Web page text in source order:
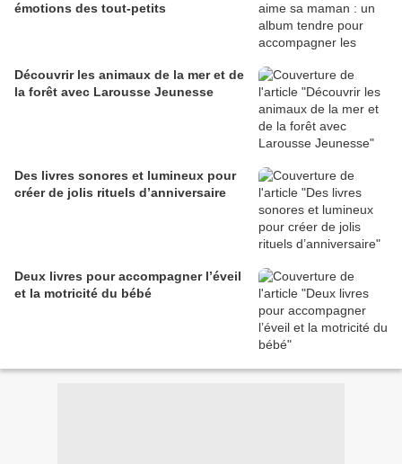
émotions des tout-petits
Découvrir les animaux de la mer et de
la forêt avec Larousse Jeunesse
Des livres sonores et lumineux pour
créer de jolis rituels d’anniversaire
Deux livres pour accompagner l’éveil
et la motricité du bébé